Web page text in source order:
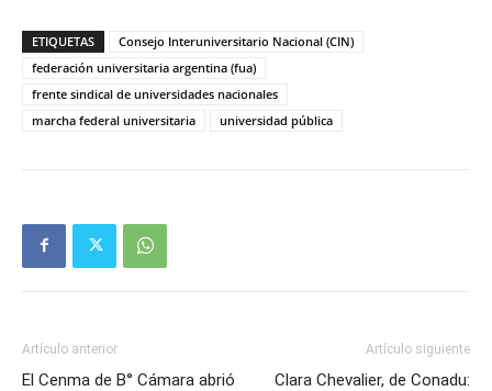
ETIQUETAS
Consejo Interuniversitario Nacional (CIN)
federación universitaria argentina (fua)
frente sindical de universidades nacionales
marcha federal universitaria
universidad pública
Artículo anterior
El Cenma de B° Cámara abrió
Artículo siguiente
Clara Chevalier, de Conadu: